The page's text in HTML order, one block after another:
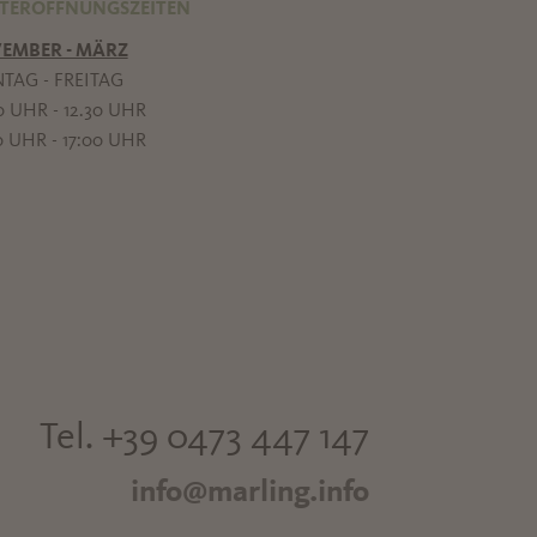
- MÄRZ
- FREITAG
UHR - 12.30 UHR
UHR - 17:00 UHR
Tel. +39 0473 447 147
info@marling.info